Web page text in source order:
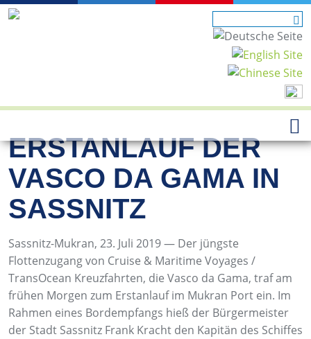
ERSTANLAUF DER
VASCO DA GAMA IN
SASSNITZ
Sassnitz-Mukran, 23. Juli 2019 — Der jüngste
Flottenzugang von Cruise & Maritime Voyages /
TransOcean Kreuzfahrten, die Vasco da Gama, traf am
frühen Morgen zum Erstanlauf im Mukran Port ein. Im
Rahmen eines Bordempfangs hieß der Bürgermeister
der Stadt Sassnitz Frank Kracht den Kapitän des Schiffes